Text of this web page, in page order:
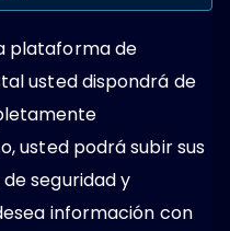
plataforma de
usted dispondrá de
usted podrá subir sus
seguridad y
información con